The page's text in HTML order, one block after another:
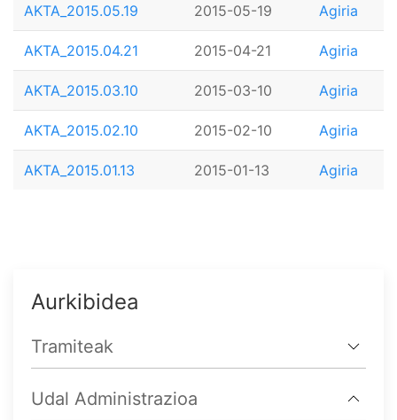
AKTA_2015.05.19 2015-05-19 Agiria
AKTA_2015.04.21 2015-04-21 Agiria
AKTA_2015.03.10 2015-03-10 Agiria
AKTA_2015.02.10 2015-02-10 Agiria
AKTA_2015.01.13 2015-01-13 Agiria
Aurkibidea
Tramiteak
Udal Administrazioa